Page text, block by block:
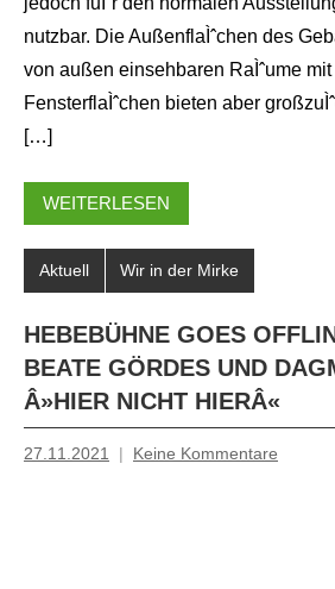
nutzbar. Die AußenflaÌˆchen des
von außen einsehbaren RaÌˆume
FensterflaÌˆchen bieten aber
[…]
WEITERLESEN
Aktuell Wir in der Mirke
HEBEBÜHNE GOES
BEATE GÖRDES UND
Â»HIER NICHT HIERÂ«
27.11.2021
Mosche
Keine Kommentare